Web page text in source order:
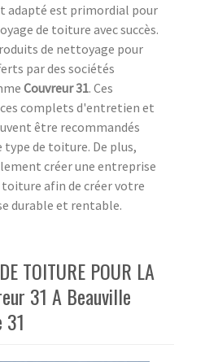
adapté est primordial pour
de toiture avec succès.
de nettoyage pour
par des sociétés
Couvreur 31. Ces
complets d'entretien et
être recommandés
de toiture. De plus,
créer une entreprise
afin de créer votre
durable et rentable.
TOITURE POUR LA
31 A Beauville
31